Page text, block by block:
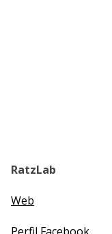
RatzLab
Web
Perfil Facebook